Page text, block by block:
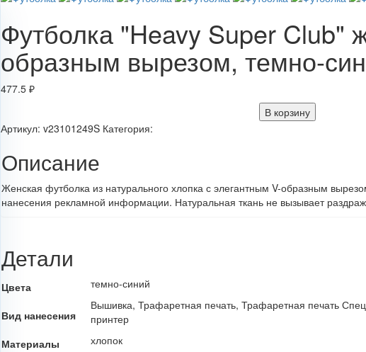
Футболка "Heavy Super Club"
образным вырезом, темно-
477.5 ₽
В корзину
Артикул: v23101249S Категория:
Описание
Женская футболка из натурального хлопка с элегантным V-образным
нанесения рекламной информации. Натуральная ткань не вызывает
Детали
Цвета темно-синий
Вид нанесения
Вышивка, Трафаретная печать, Трафаретная печать
принтер
Материалы
хлопок